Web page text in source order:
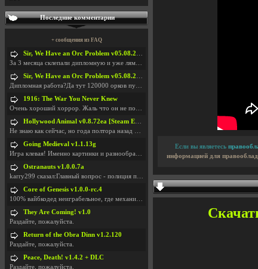
Если вы являетесь
информацией для
Последние комментарии
+ сообщения из FAQ
Sir, We Have an Orc Problem v05.08.2026
За 3 месяца склепали дипломную и уже лям двести ба
Sir, We Have an Orc Problem v05.08.2026
Дипломная работа?Да тут 120000 орков путь выбирают
1916: The War You Never Knew
Очень хороший хоррор. Жаль что он не получил должн
Hollywood Animal v0.8.72ea [Steam Early Access]
Не знаю как сейчас, но года полтора назад игра был
Going Medieval v1.1.13g
Игра клевая! Именно картинки и разнообразия в стро
Ostranauts v1.0.0.7a
karry299 сказал:Главный вопрос - полиция по-прежне
Core of Genesis v1.0.0-rc.4
100% вайбкодед неиграбельное, где механики знает т
They Are Coming! v1.0
Раздайте, пожалуйста.
Return of the Obra Dinn v1.2.120
Раздайте, пожалуйста.
Peace, Death! v1.4.2 + DLC
Раздайте, пожалуйста.